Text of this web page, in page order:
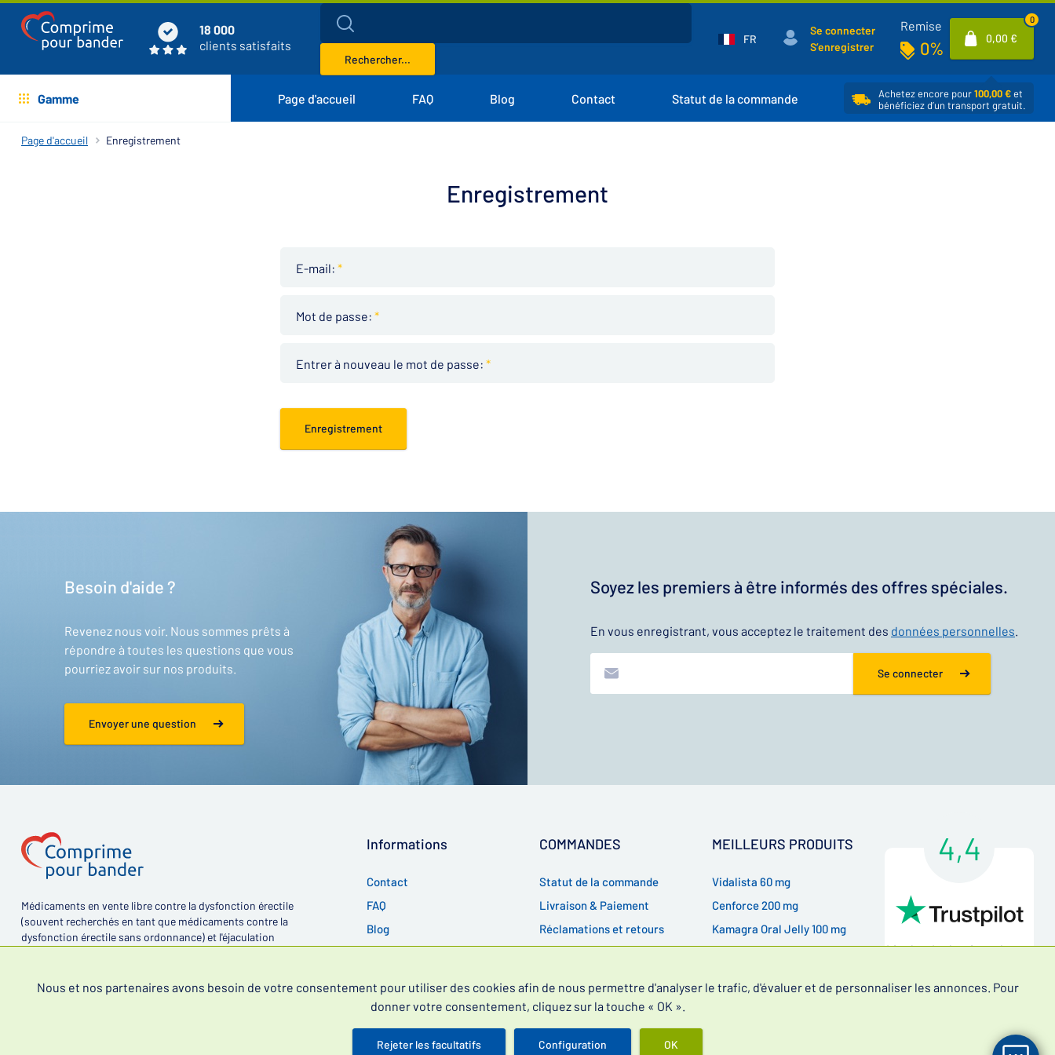
18 000
clients satisfaits
Rechercher...
FR
Se connecter
S’enregistrer
Remise
0% 0,00 €
0
Gamme Page d'accueil FAQ Blog Contact Statut de la commande Achetez encore pour100,00 €et
bénéficiez d’un transport gratuit.
Page d'accueil Enregistrement
Enregistrement
E-mail: *
Mot de passe: *
Entrer à nouveau le mot de passe: *
Enregistrement
Besoin d'aide ?
Revenez nous voir. Nous sommes prêts à
répondre à toutes les questions que vous
pourriez avoir sur nos produits.
Envoyer une question
Soyez les premiers à être informés des offres spéciales.
En vous enregistrant, vous acceptez le traitement des données personnelles.
Se connecter
Médicaments en vente libre contre la dysfonction érectile
(souvent recherchés en tant que médicaments contre la
dysfonction érectile sans ordonnance) et l'éjaculation
Informations
Contact
FAQ
Blog
COMMANDES
Statut de la commande
Livraison & Paiement
Réclamations et retours
MEILLEURS PRODUITS
Vidalista 60 mg
Cenforce 200 mg
Kamagra Oral Jelly 100 mg
4,4
Lire les évaluations de nos
Nous et nos partenaires avons besoin de votre consentement pour utiliser des cookies afin de nous permettre d'analyser le trafic, d'évaluer et de personnaliser les annonces. Pour
donner votre consentement, cliquez sur la touche « OK ».
Rejeter les facultatifs Configuration OK